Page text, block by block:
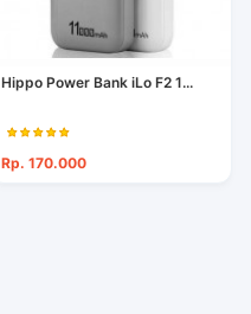
Hippo Power Bank iLo F2 1...
Rp. 170.000